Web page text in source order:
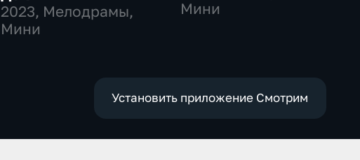
2023, Мелодрамы,
Мини
Мини
Установить приложение Смотрим